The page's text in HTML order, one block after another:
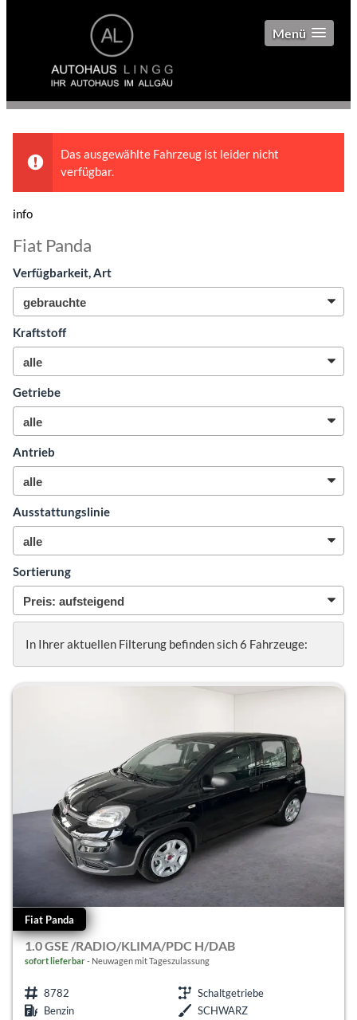
Menü
Das ausgewählte Fahrzeug ist leider nicht
verfügbar.
info
Fiat Panda
Verfügbarkeit, Art
Kraftstoff
Getriebe
Antrieb
Ausstattungslinie
Sortierung
In Ihrer aktuellen Filterung befinden sich6 Fahrzeuge:
Fiat Panda
1.0 GSE /RADIO/KLIMA/PDC H/DAB
sofort lieferbar Neuwagen mit Tageszulassung
8782
Schaltgetriebe
Benzin
SCHWARZ